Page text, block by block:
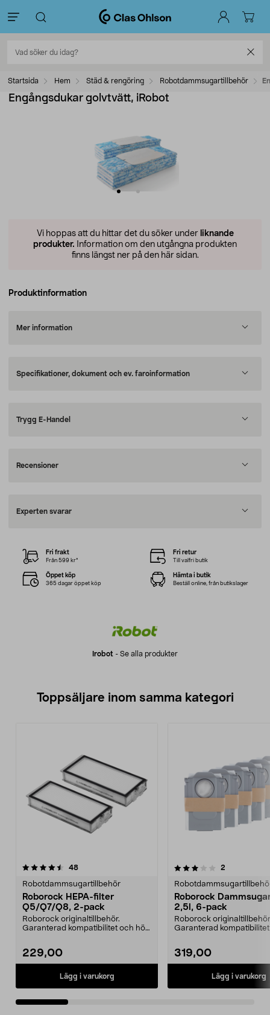
Startsida Hem Städ & rengöring Robotdammsugartillbehör
Engångsdukar golvtvätt, iRobot
Vi hoppas att du hittar det du söker under liknande
produkter. Information om den utgångna produkten
finns längst ner på den här sidan.
Produktinformation
Mer information
Specifikationer, dokument och ev. faroinformation
Trygg E-Handel
Recensioner
Experten svarar
Irobot - Se alla produkter
Fri frakt
Från 599 kr*
Fri retur
Till valfri butik
Öppet köp
365 dagar öppet köp
Hämta i butik
Beställ online, från butikslager
Toppsäljare inom samma kategori
48recensioner
Robotdammsugartillbehör
Roborock HEPA-filter
Q5/Q7/Q8, 2-pack
Roborock originaltillbehör.
Garanterad kompatibilitet och hög
229,00
Lägg i varukorg
3.0 av 5 stjärnor 2
Roborock
2,5l, 6-pack
Roborock
Garanterad
319,00
Lägg i varukorg
4.5 av 5 stjärnor